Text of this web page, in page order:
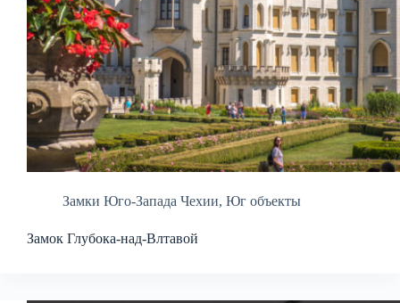
Замки Юго-Запада Чехии, Юг объекты
Замок Глубока-над-Влтавой